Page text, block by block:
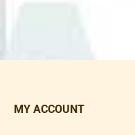
MY ACCOUNT